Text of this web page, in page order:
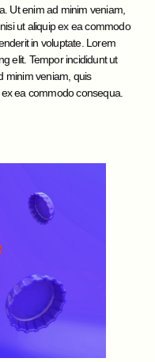
Ut enim ad minim veniam,
ut aliquip ex ea commodo
in voluptate. Lorem
elit. Tempor incididunt ut
minim veniam, quis
ea commodo consequa.